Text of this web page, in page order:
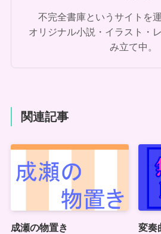
不完全書庫というサイトを
オリジナル小説・イラスト・
み立て中。
関連記事
成瀬の物置き
変奏